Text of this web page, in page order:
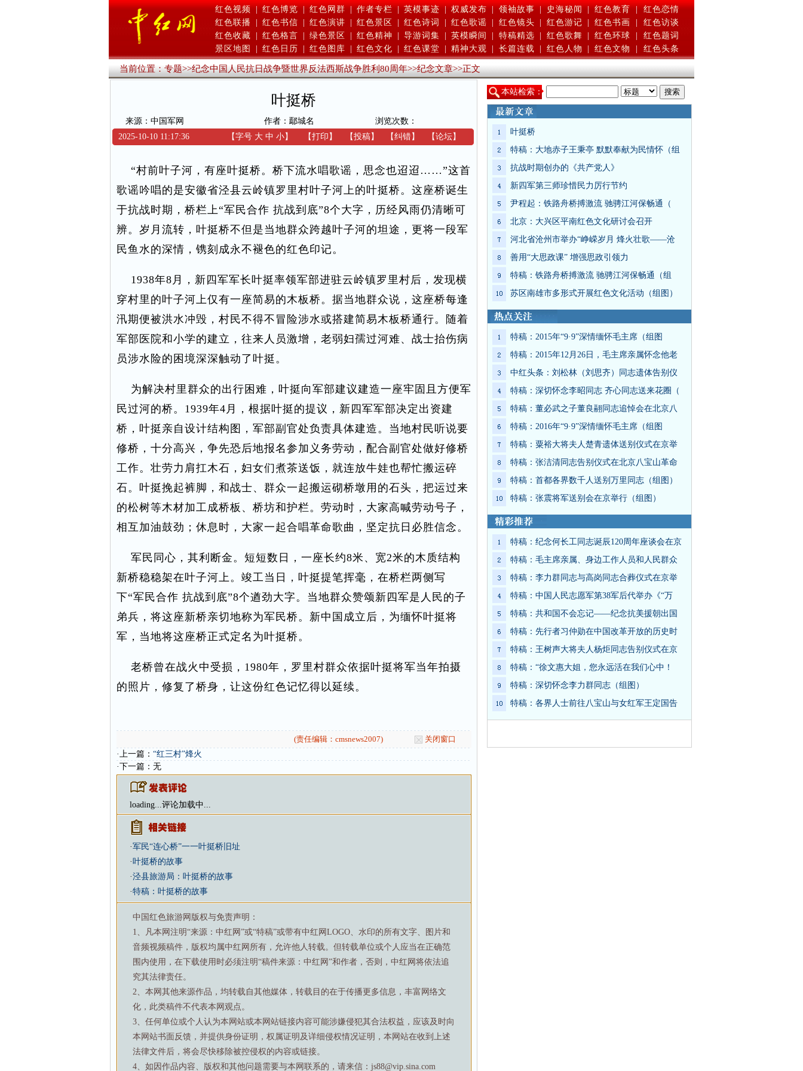
红色视频 | 红色博览 | 红色网群 | 作者专栏 | 英模事迹 | 权威发布 | 领袖故事 | 史海秘闻 | 红色教育 |
红色恋情
红色联播
红色书信 红色演讲 红色景区 红色诗词 红色歌谣 红色镜头 红色游记 红色书画
红色访谈
红色收藏
红色格言 绿色景区 红色精神 导游词集 英模瞬间 特稿精选 红色歌舞 红色环球
红色题词
景区地图
红色日历 红色图库 红色文化 红色课堂 精神大观 长篇连载 红色人物 红色文物 红色头条
当前位置：专题>>纪念中国人民抗日战争暨世界反法西斯战争胜利80周年>>纪念文章>>正文
叶挺桥
来源：中国军网 作者：鄢城名
浏览次数：
2025-10-10 11:17:36
【字号 大 中 小】 【打印 】 【投稿】 【纠错】 【论坛】
“村前叶子河，有座叶挺桥。桥下流水唱歌谣，思念也迢迢……”这首
歌谣吟唱的是安徽省泾县云岭镇罗里村叶子河上的叶挺桥。这座桥诞生
于抗战时期，桥栏上“军民合作 抗战到底”8个大字，历经风雨仍清晰可
辨。岁月流转，叶挺桥不但是当地群众跨越叶子河的坦途，更将一段军
民鱼水的深情，镌刻成永不褪色的红色印记。
1938年8月，新四军军长叶挺率领军部进驻云岭镇罗里村后，发现横
穿村里的叶子河上仅有一座简易的木板桥。据当地群众说，这座桥每逢
汛期便被洪水冲毁，村民不得不冒险涉水或搭建简易木板桥通行。随着
军部医院和小学的建立，往来人员激增，老弱妇孺过河难、战士抬伤病
员涉水险的困境深深触动了叶挺。
为解决村里群众的出行困难，叶挺向军部建议建造一座牢固且方便军
民过河的桥。1939年4月，根据叶挺的提议，新四军军部决定出资建
桥，叶挺亲自设计结构图，军部副官处负责具体建造。当地村民听说要
修桥，十分高兴，争先恐后地报名参加义务劳动，配合副官处做好修桥
工作。壮劳力肩扛木石，妇女们煮茶送饭，就连放牛娃也帮忙搬运碎
石。叶挺挽起裤脚，和战士、群众一起搬运砌桥墩用的石头，把运过来
的松树等木材加工成桥板、桥坊和护栏。劳动时，大家高喊劳动号子，
相互加油鼓劲；休息时，大家一起合唱革命歌曲，坚定抗日必胜信念。
军民同心，其利断金。短短数日，一座长约8米、宽2米的木质结构
新桥稳稳架在叶子河上。竣工当日，叶挺提笔挥毫，在桥栏两侧写
下“军民合作 抗战到底”8个遒劲大字。当地群众赞颂新四军是人民的子
弟兵，将这座新桥亲切地称为军民桥。新中国成立后，为缅怀叶挺将
军，当地将这座桥正式定名为叶挺桥。
老桥曾在战火中受损，1980年，罗里村群众依据叶挺将军当年拍摄
的照片，修复了桥身，让这份红色记忆得以延续。
(责任编辑：cmsnews2007)
关闭窗口
·上一篇： “红三村”烽火
·下一篇：无
loading...评论加载中...
·军民“连心桥”一一叶挺桥旧址
·叶挺桥的故事
·泾县旅游局：叶挺桥的故事
·特稿：叶挺桥的故事
中国红色旅游网版权与免责声明：
1、凡本网注明“来源：中红网”或“特稿”或带有中红网LOGO、水印的所有文字、图片和
音频视频稿件，版权均属中红网所有，允许他人转载。但转载单位或个人应当在正确范
围内使用，在下载使用时必须注明“稿件来源：中红网”和作者，否则，中红网将依法追
究其法律责任。
2、本网其他来源作品，均转载自其他媒体，转载目的在于传播更多信息，丰富网络文
化，此类稿件不代表本网观点。
3、任何单位或个人认为本网站或本网站链接内容可能涉嫌侵犯其合法权益，应该及时向
本网站书面反馈，并提供身份证明，权属证明及详细侵权情况证明，本网站在收到上述
法律文件后，将会尽快移除被控侵权的内容或链接。
4、如因作品内容、版权和其他问题需要与本网联系的，请来信：js88@vip.sina.com
本站检索：
叶挺桥
特稿：大地赤子王秉亭 默默奉献为民情怀（组
抗战时期创办的《共产党人》
新四军第三师珍惜民力厉行节约
尹程起：铁路舟桥搏激流 驰骋江河保畅通（
北京：大兴区平南红色文化研讨会召开
河北省沧州市举办“峥嵘岁月 烽火壮歌——沧
善用“大思政课” 增强思政引领力
特稿：铁路舟桥搏激流 驰骋江河保畅通（组
苏区南雄市多形式开展红色文化活动（组图）
特稿：2015年“9·9”深情缅怀毛主席（组图
特稿：2015年12月26日，毛主席亲属怀念他老
中红头条：刘松林（刘思齐）同志遗体告别仪
特稿：深切怀念李昭同志 齐心同志送来花圈（
特稿：董必武之子董良翮同志追悼会在北京八
特稿：2016年“9·9”深情缅怀毛主席（组图
特稿：粟裕大将夫人楚青遗体送别仪式在京举
特稿：张洁清同志告别仪式在北京八宝山革命
特稿：首都各界数千人送别万里同志（组图）
特稿：张震将军送别会在京举行（组图）
特稿：纪念何长工同志诞辰120周年座谈会在京
特稿：毛主席亲属、身边工作人员和人民群众
特稿：李力群同志与高岗同志合葬仪式在京举
特稿：中国人民志愿军第38军后代举办《“万
特稿：共和国不会忘记——纪念抗美援朝出国
特稿：先行者习仲勋在中国改革开放的历史时
特稿：王树声大将夫人杨炬同志告别仪式在京
特稿：“徐文惠大姐，您永远活在我们心中！
特稿：深切怀念李力群同志（组图）
特稿：各界人士前往八宝山与女红军王定国告